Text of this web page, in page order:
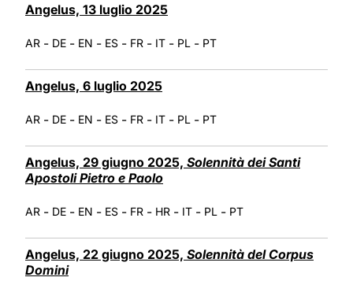
Angelus, 13 luglio 2025
AR - DE - EN - ES - FR - IT - PL - PT
Angelus, 6 luglio 2025
AR - DE - EN - ES - FR - IT - PL - PT
Angelus, 29 giugno 2025, Solennità dei Santi
Apostoli Pietro e Paolo
AR - DE - EN - ES - FR - HR - IT - PL - PT
Angelus, 22 giugno 2025, Solennità del Corpus
Domini